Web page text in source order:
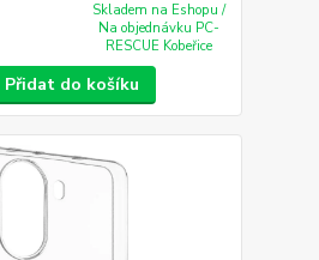
Skladem na Eshopu /
Na objednávku PC-
RESCUE Kobeřice
Přidat do košíku